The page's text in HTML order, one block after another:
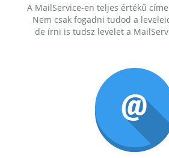
A MailService-en teljes értékű
Nem csak fogadni tudod a
de írni is tudsz levelet a